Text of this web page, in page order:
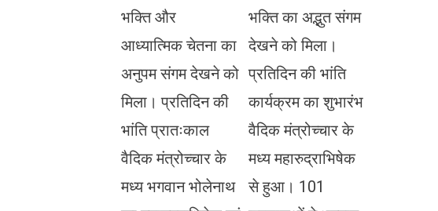
भक्ति और
आध्यात्मिक चेतना का
अनुपम संगम देखने को
मिला। प्रतिदिन की
भांति प्रातःकाल
वैदिक मंत्रोच्चार के
मध्य भगवान भोलेनाथ
भक्ति का अद्भुत संगम
देखने को मिला।
प्रतिदिन की भांति
कार्यक्रम का शुभारंभ
वैदिक मंत्रोच्चार के
मध्य महारुद्राभिषेक
से हुआ। 101